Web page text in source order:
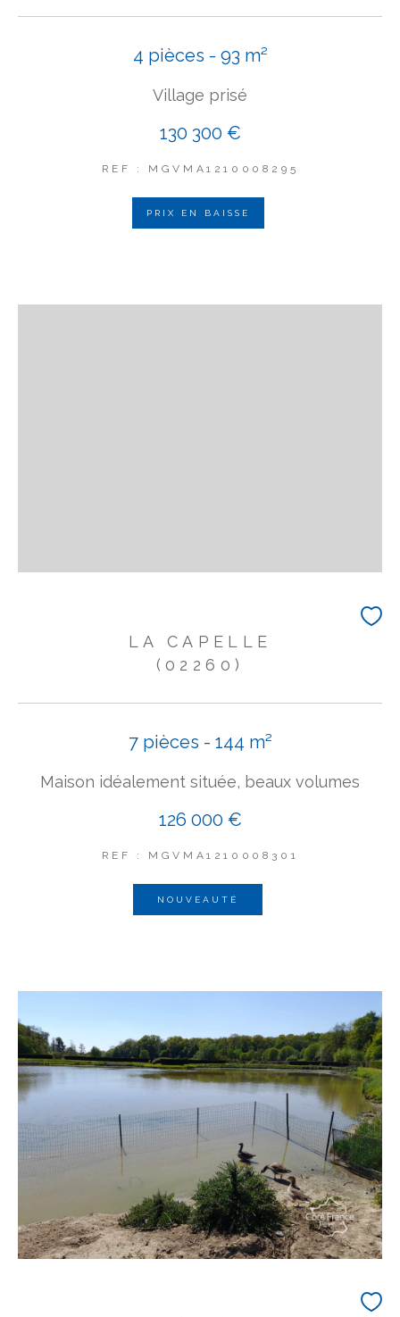
4 pièces - 93 m²
Village prisé
130 300 €
REF : MGVMA1210008295
PRIX EN BAISSE
LA CAPELLE
(02260)
7 pièces - 144 m²
Maison idéalement située, beaux volumes
126 000 €
REF : MGVMA1210008301
NOUVEAUTÉ